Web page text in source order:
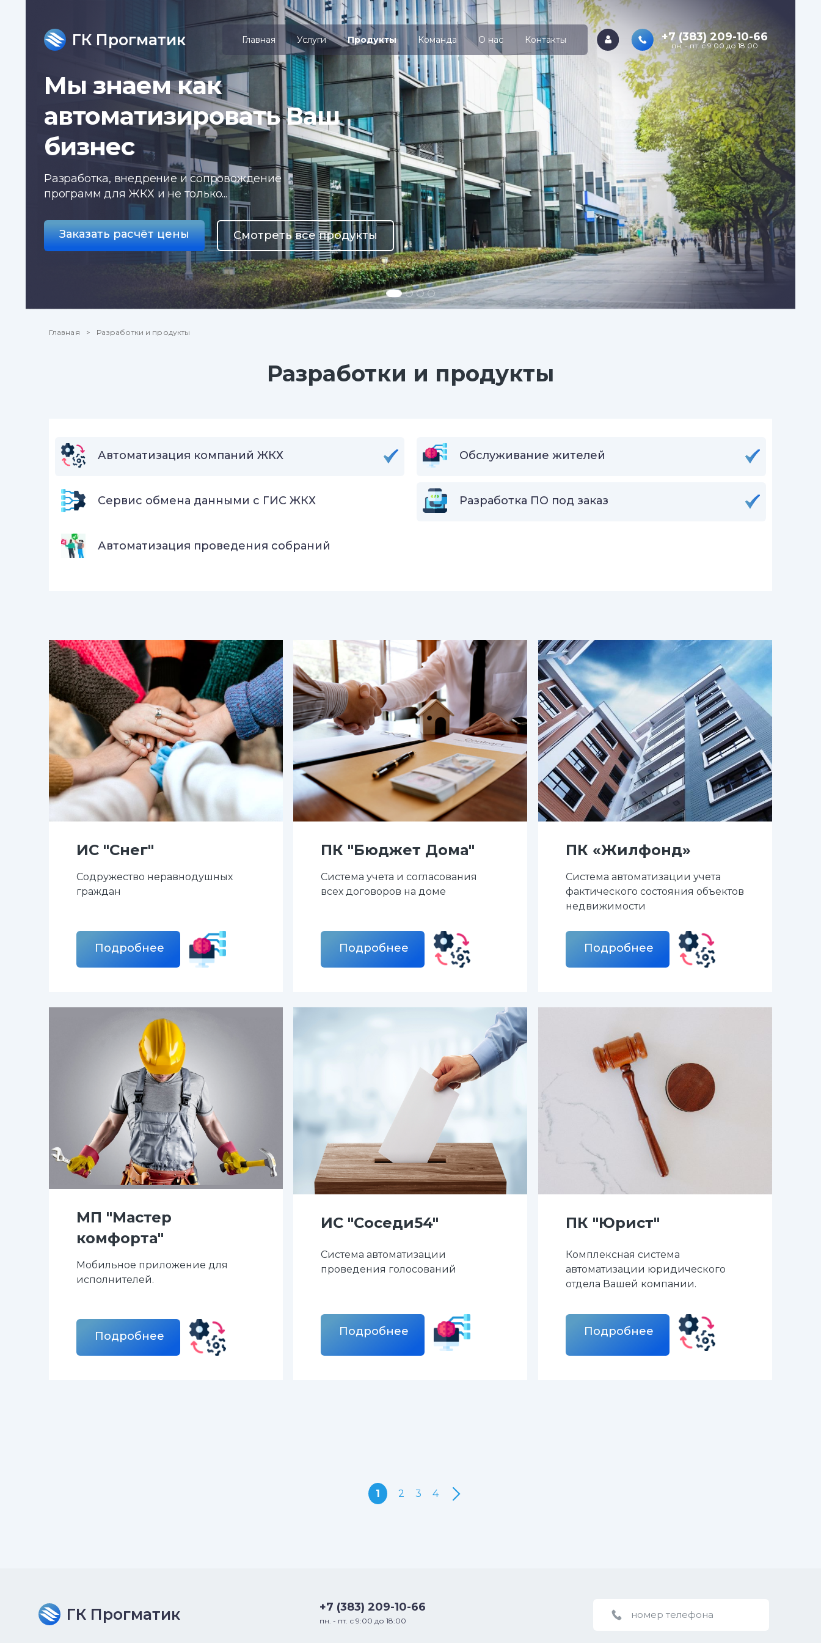
ГК Прогматик Главная Услуги Продукты Команда О нас Контакты +7 (383) 209-10-66
пн. - пт. с 9:00 до 18:00
Мы знаем как
автоматизировать Ваш
бизнес
Разработка, внедрение и сопровождение
программ для ЖКХ и не только...
Заказать расчёт цены Смотреть все продукты
Главная Разработки и продукты
Разработки и продукты
Автоматизация компаний ЖКХ Обслуживание жителей
Сервис обмена данными с ГИС ЖКХ Разработка ПО под заказ
Автоматизация проведения собраний
ИС "Снег"
Содружество неравнодушных
граждан
Подробнее
ПК "Бюджет Дома"
Система учета и согласования
всех договоров на домe
Подробнее
ПК «Жилфонд»
Система автоматизации учета
фактического состояния объектов
недвижимости
Подробнее
МП "Мастер
комфорта"
Мобильное приложение для
исполнителей.
Подробнее
ИС "Соседи54"
Система автоматизации
проведения голосований
Подробнее
ПК "Юрист"
Комплексная система
автоматизации юридического
отдела Вашей компании.
Подробнее
1 2 3 4
ГК Прогматик +7 (383) 209-10-66
пн. - пт. с 9:00 до 18:00